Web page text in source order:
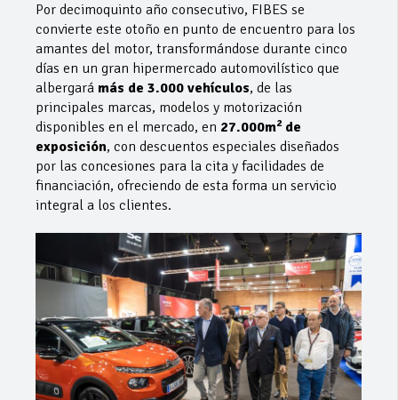
Por decimoquinto año consecutivo, FIBES se
convierte este otoño en punto de encuentro para los
amantes del motor, transformándose durante cinco
días en un gran hipermercado automovilístico que
albergará más de 3.000 vehículos, de las
principales marcas, modelos y motorización
disponibles en el mercado, en 27.000m2 de
exposición, con descuentos especiales diseñados
por las concesiones para la cita y facilidades de
financiación, ofreciendo de esta forma un servicio
integral a los clientes.